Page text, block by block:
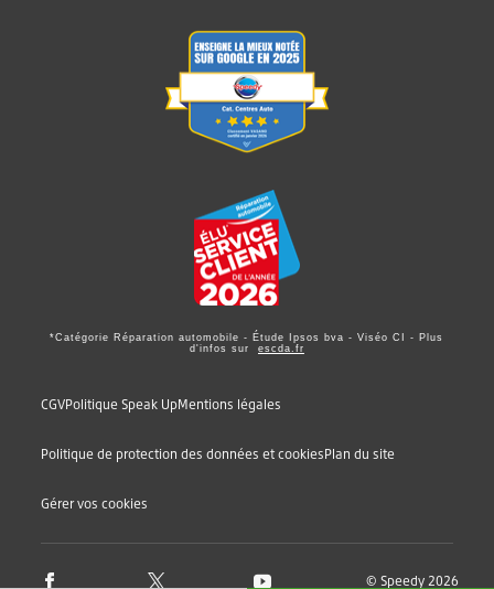
*Catégorie Réparation automobile - Étude Ipsos bva - Viséo CI - Plus
d'infos sur escda.fr
CGVPolitique Speak UpMentions légales
Politique de protection des données et cookiesPlan du site
Gérer vos cookies
© Speedy 2026